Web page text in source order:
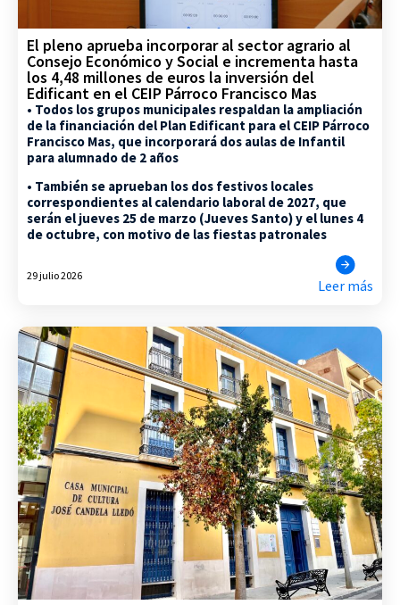
El pleno aprueba incorporar al sector agrario al
Consejo Económico y Social e incrementa hasta
los 4,48 millones de euros la inversión del
Edificant en el CEIP Párroco Francisco Mas
• Todos los grupos municipales respaldan la ampliación
de la financiación del Plan Edificant para el CEIP Párroco
Francisco Mas, que incorporará dos aulas de Infantil
para alumnado de 2 años
• También se aprueban los dos festivos locales
correspondientes al calendario laboral de 2027, que
serán el jueves 25 de marzo (Jueves Santo) y el lunes 4
de octubre, con motivo de las fiestas patronales
29 julio 2026
Leer más